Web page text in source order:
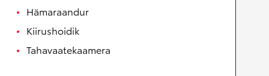
Hämaraandur
Kiirushoidik
Tahavaatekaamera